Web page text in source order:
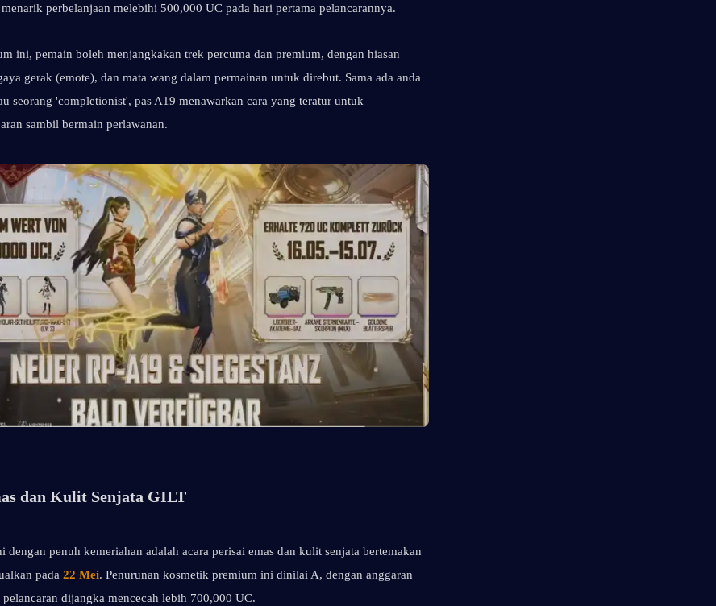
perbelanjaan melebihi 500,000 UC pada hari pertama pelancarannya.
ini, pemain boleh menjangkakan trek percuma dan premium, dengan hiasan
gerak (emote), dan mata wang dalam permainan untuk direbut. Sama ada anda
seorang 'completionist', pas A19 menawarkan cara yang teratur untuk
sambil bermain perlawanan.
dan Kulit Senjata GILT
dengan penuh kemeriahan adalah acara perisai emas dan kulit senjata bertemakan
pada 22 Mei. Penurunan kosmetik premium ini dinilai A, dengan anggaran
dijangka mencecah lebih 700,000 UC.